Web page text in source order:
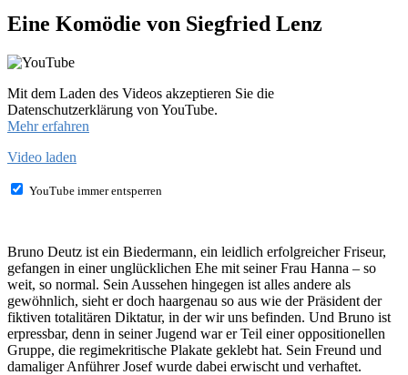
Eine Komödie von Siegfried Lenz
Mit dem Laden des Videos akzeptieren Sie die
Datenschutzerklärung von YouTube.
Mehr erfahren
Video laden
YouTube immer entsperren
Bruno Deutz ist ein Biedermann, ein leidlich erfolgreicher Friseur,
gefangen in einer unglücklichen Ehe mit seiner Frau Hanna – so
weit, so normal. Sein Aussehen hingegen ist alles andere als
gewöhnlich, sieht er doch haargenau so aus wie der Präsident der
fiktiven totalitären Diktatur, in der wir uns befinden. Und Bruno ist
erpressbar, denn in seiner Jugend war er Teil einer oppositionellen
Gruppe, die regimekritische Plakate geklebt hat. Sein Freund und
damaliger Anführer Josef wurde dabei erwischt und verhaftet.